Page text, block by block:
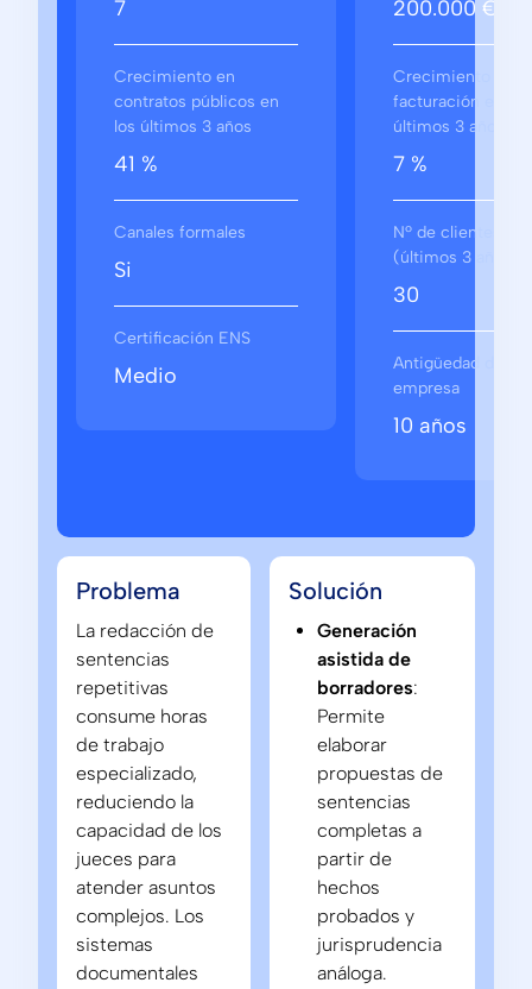
7
Crecimiento en
contratos públicos en
los últimos 3 años
41 %
Canales formales
Si
Certificación ENS
Medio
200.000 €
Crecimiento en
facturación en los
últimos 3 años
7 %
Nº de clientes
(últimos 3 años)
30
Antigüedad de la
empresa
10 años
Problema
La redacción de
sentencias
repetitivas
consume horas
de trabajo
especializado,
reduciendo la
capacidad de los
jueces para
atender asuntos
complejos. Los
sistemas
documentales
Solución
Generación
asistida de
borradores:
Permite
elaborar
propuestas de
sentencias
completas a
partir de
hechos
probados y
jurisprudencia
análoga.